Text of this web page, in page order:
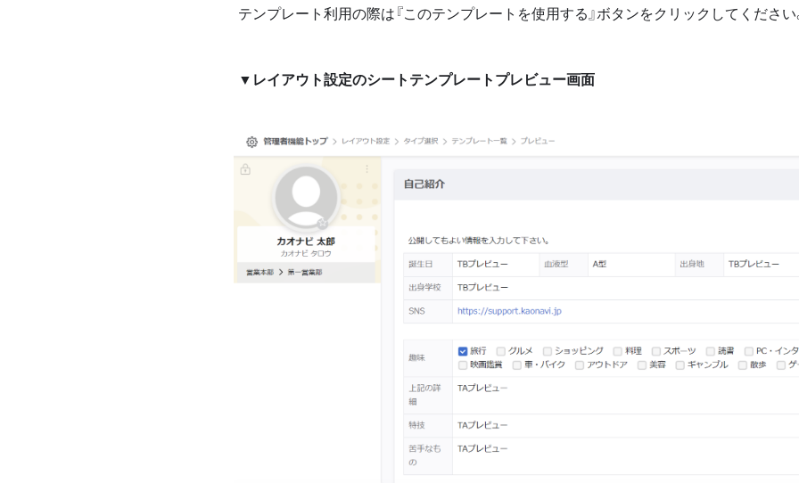
テンプレート利用の際は『このテンプレートを使用する』ボタンをクリックしてください
▼レイアウト設定のシートテンプレートプレビュー画面